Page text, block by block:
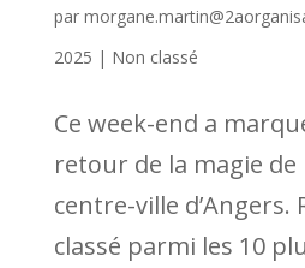
par
2025 | Non classé
Ce week-end a
retour de la magie de
centre-ville d’Angers.
classé parmi les 10